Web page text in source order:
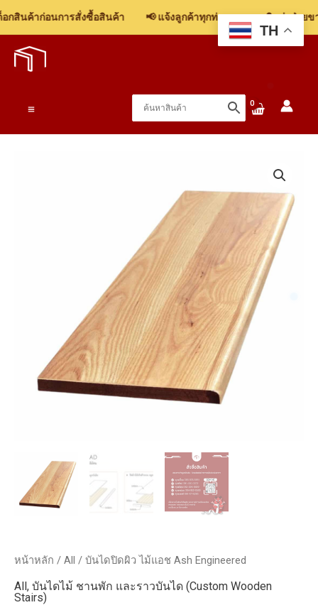
กสินค้าก่อนการสั่งซื้อสินค้า 📢 แจ้งลูกค้าทุกท่าน: รบกวนติดต่อฝ่ายข
หน้าหลัก / All / บันไดปิดผิว ไม้แอช Ash Engineered
All, บันไดไม้ ชานพัก และราวบันได (Custom Wooden
Stairs)
TH